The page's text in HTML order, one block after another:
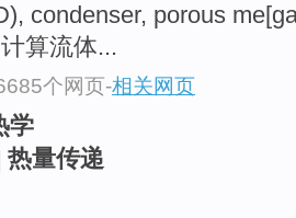
condenser, porous
算流体...
个网页-相关网页
学
热量传递